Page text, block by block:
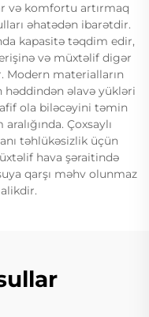
və komfortu artırmaq
əhatədən ibarətdir.
kapasitə təqdim edir,
və müxtəlif digər
materialların
həddindən əlavə yükləri
ola biləcəyini təmin
Çoxsaylı
təhlükəsizlik üçün
hava şəraitində
qarşı məhv olunmaz